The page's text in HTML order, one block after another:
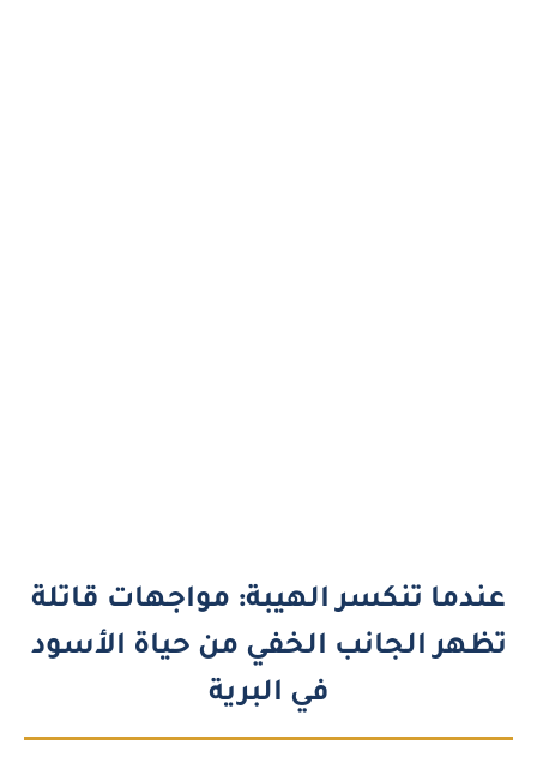
عندما تنكسر الهيبة: مواجهات قاتلة
تظهر الجانب الخفي من حياة الأسود
في البرية